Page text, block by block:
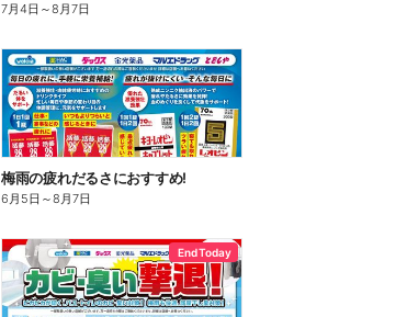
7月4日 ～8月7日
梅雨の疲れだるさにおすすめ!
6月5日 ～8月7日
End Today